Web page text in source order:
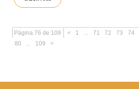
Página 76 de 109 < 1 ... 71 72 73 74
80
... 109 >